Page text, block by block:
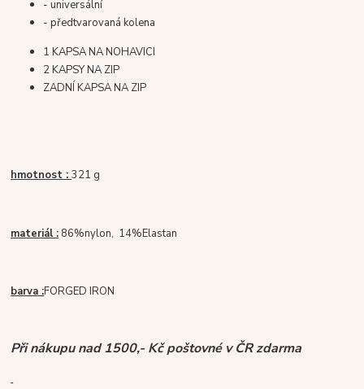
- universální
- předtvarovaná kolena
1 KAPSA NA NOHAVICI
2 KAPSY NA ZIP
ZADNÍ KAPSA NA ZIP
hmotnost :321 g
materiál : 86%nylon, 14%Elastan
barva :FORGED IRON
Při nákupu nad 1500,- Kč poštovné v ČR zdarma